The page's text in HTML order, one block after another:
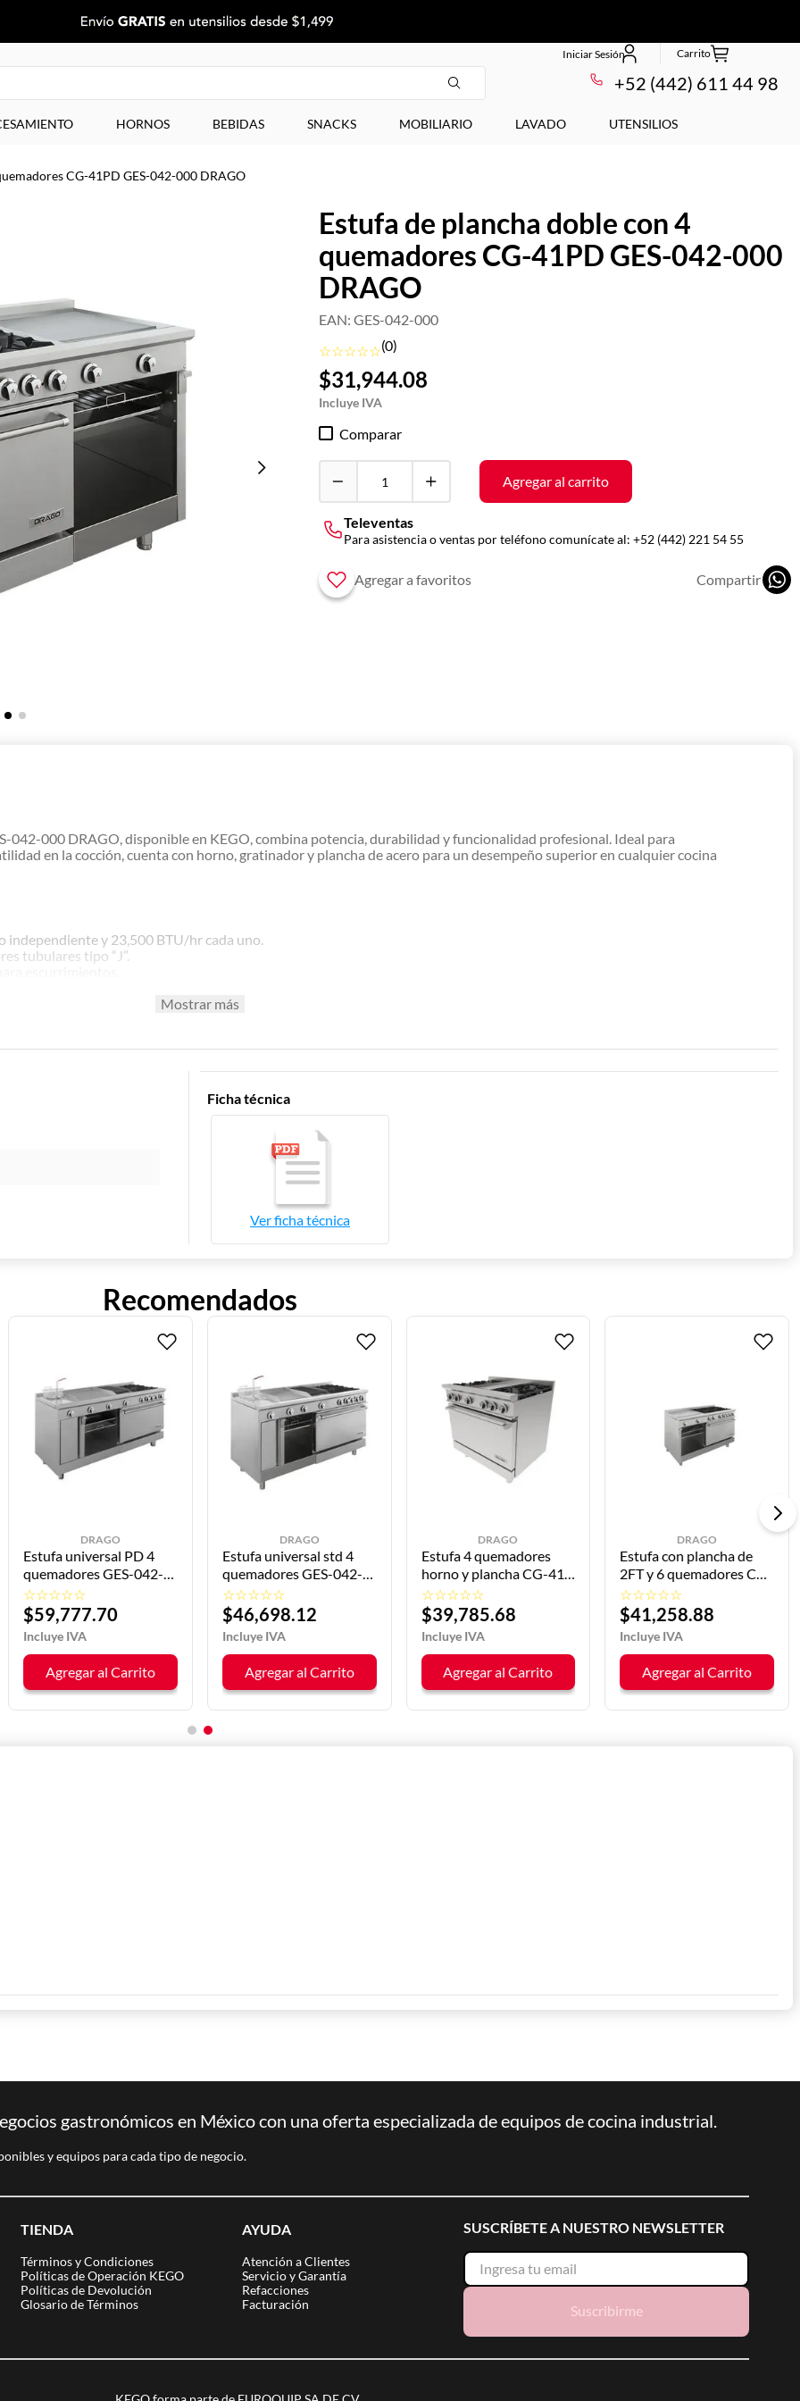
+52 (442) 611 44 98
HORNOS BEBIDAS SNACKS MOBILIARIO LAVADO UTENSILIOS
CG-41PD GES-042-000 DRAGO
Estufa de plancha doble con 4
quemadores CG-41PD GES-042-000
DRAGO
EAN: GES-042-000
☆☆☆☆☆(0)
$31,944.08
Comparar
Agregar al carrito
Televentas
Para asistencia o ventas por teléfono comunícate al: +52 (442) 221 54 55
042-000 DRAGO, disponible en KEGO, combina potencia, durabilidad y funcionalidad profesional. Ideal para
en la cocción, cuenta con horno, gratinador y plancha de acero para un desempeño superior en cualquier cocina
y 23,500 BTU/hr cada uno.
tubulares tipo “J”.
y exigente.
Mostrar más
Ficha técnica
Verficha técnica
Recomendados
DRAGO
Estufa universal PD 4
quemadores GES-042-
101 DRAGO
☆☆☆☆☆
$59,777.70
Agregar al Carrito
DRAGO
Estufa universal std 4
quemadores GES-042-
100 DRAGO
☆☆☆☆☆
$46,698.12
Agregar al Carrito
DRAGO
Estufa 4 quemadores
horno y plancha CG-41P
GES-041-000 DRAGO
☆☆☆☆☆
$39,785.68
Agregar al Carrito
DRAGO
Estufa con plancha de
2FT y 6 quemadores CG-
61PD GES-062-000
DRAGO
☆☆☆☆☆
$41,258.88
Agregar al Carrito
gastronómicos en México con una oferta especializada de equipos de cocina industrial.
y equipos para cada tipo de negocio.
TIENDA
Términos y Condiciones
Políticas de Operación KEGO
Políticas de Devolución
Glosario de Términos
AYUDA
Atención a Clientes
Servicio y Garantía
Refacciones
Facturación
SUSCRÍBETE A NUESTRO NEWSLETTER
Suscribirme